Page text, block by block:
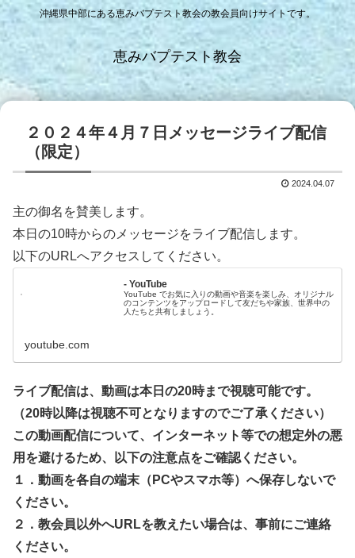
沖縄県中部にある恵みバプテスト教会の教会員向けサイトです。
恵みバプテスト教会
２０２４年４月７日メッセージライブ配信
（限定）
2024.04.07
主の御名を賛美します。
本日の10時からのメッセージをライブ配信します。
以下のURLへアクセスしてください。
- YouTube
YouTube でお気に入りの動画や音楽を楽しみ、オリジナル
のコンテンツをアップロードして友だちや家族、世界中の
人たちと共有しましょう。
youtube.com
ライブ配信は、動画は本日の20時まで視聴可能です。
（20時以降は視聴不可となりますのでご了承ください）
この動画配信について、インターネット等での想定外の悪
用を避けるため、以下の注意点をご確認ください。
１．動画を各自の端末（PCやスマホ等）へ保存しないで
ください。
２．教会員以外へURLを教えたい場合は、事前にご連絡
ください。